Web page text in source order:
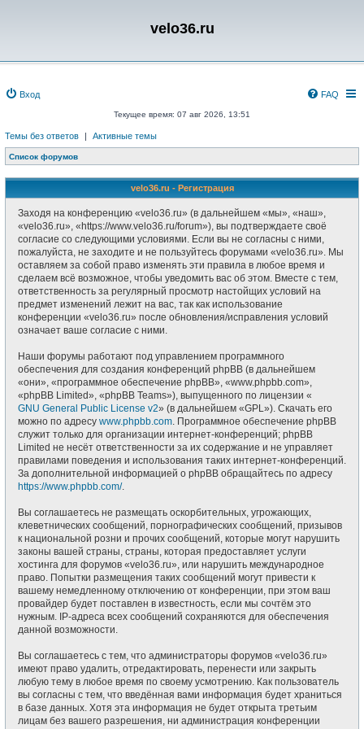
velo36.ru
Вход FAQ
Текущее время: 07 авг 2026, 13:51
Темы без ответов | Активные темы
Список форумов
velo36.ru - Регистрация
Заходя на конференцию «velo36.ru» (в дальнейшем «мы», «наш»,
«velo36.ru», «https://www.velo36.ru/forum»), вы подтверждаете своё
согласие со следующими условиями. Если вы не согласны с ними,
пожалуйста, не заходите и не пользуйтесь форумами «velo36.ru». Мы
оставляем за собой право изменять эти правила в любое время и
сделаем всё возможное, чтобы уведомить вас об этом. Вместе с тем,
ответственность за регулярный просмотр настойщих условий на
предмет изменений лежит на вас, так как использование
конференции «velo36.ru» после обновления/исправления условий
означает ваше согласие с ними.
Наши форумы работают под управлением программного
обеспечения для создания конференций phpBB (в дальнейшем
«они», «программное обеспечение phpBB», «www.phpbb.com»,
«phpBB Limited», «phpBB Teams»), выпущенного по лицензии «
GNU General Public License v2» (в дальнейшем «GPL»). Скачать его
можно по адресу www.phpbb.com. Программное обеспечение phpBB
служит только для организации интернет-конференций; phpBB
Limited не несёт ответственности за их содержание и не управляет
правилами поведения и использования таких интернет-конференций.
За дополнительной информацией о phpBB обращайтесь по адресу
https://www.phpbb.com/.
Вы соглашаетесь не размещать оскорбительных, угрожающих,
клеветнических сообщений, порнографических сообщений, призывов
к национальной розни и прочих сообщений, которые могут нарушить
законы вашей страны, страны, которая предоставляет услуги
хостинга для форумов «velo36.ru», или нарушить международное
право. Попытки размещения таких сообщений могут привести к
вашему немедленному отключению от конференции, при этом ваш
провайдер будет поставлен в известность, если мы сочтём это
нужным. IP-адреса всех сообщений сохраняются для обеспечения
данной возможности.
Вы соглашаетесь с тем, что администраторы форумов «velo36.ru»
имеют право удалить, отредактировать, перенести или закрыть
любую тему в любое время по своему усмотрению. Как пользователь
вы согласны с тем, что введённая вами информация будет храниться
в базе данных. Хотя эта информация не будет открыта третьим
лицам без вашего разрешения, ни администрация конференции